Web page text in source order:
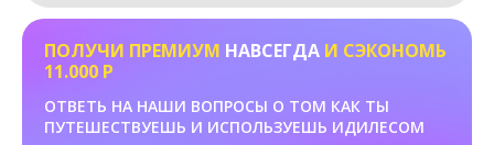
ПОЛУЧИ ПРЕМИУМ НАВСЕГДА И СЭКОНОМЬ
11.000 Р
ОТВЕТЬ НА НАШИ ВОПРОСЫ О ТОМ КАК ТЫ
ПУТЕШЕСТВУЕШЬ И ИСПОЛЬЗУЕШЬ ИДИЛЕСОМ